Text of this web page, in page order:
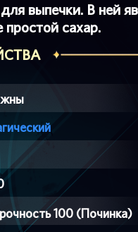
выпечки. В ней
простой сахар.
100 (Починка)